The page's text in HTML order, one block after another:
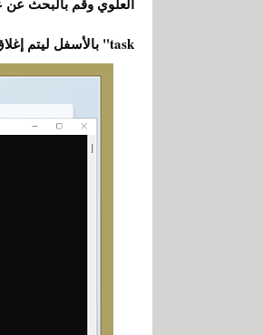
task" بالأسفل ليتم إغلاق العملية إجبارياً.